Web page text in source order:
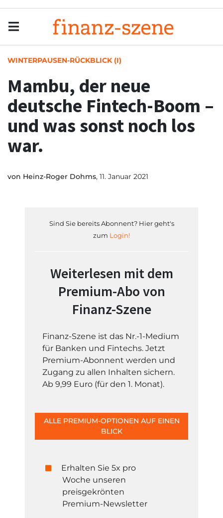
WINTERPAUSEN-RÜCKBLICK (I)
Mambu, der neue
deutsche Fintech-Boom –
und was sonst noch los
war.
von Heinz-Roger Dohms, 11. Januar 2021
Sind Sie bereits Abonnent? Hier geht's
zum Login!
Weiterlesen mit dem
Premium-Abo von
Finanz-Szene
Finanz-Szene ist das Nr.-1-Medium
für Banken und Fintechs. Jetzt
Premium-Abonnent werden und
Zugang zu allen Inhalten sichern.
Ab 9,99 Euro (für den 1. Monat).
ALLE PREMIUM-OPTIONEN AUF EINEN
BLICK
Erhalten Sie 5x pro
Woche unseren
preisgekrönten
Premium-Newsletter